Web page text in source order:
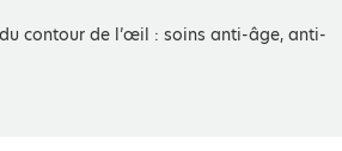
contour de l’œil : soins anti-âge, anti-